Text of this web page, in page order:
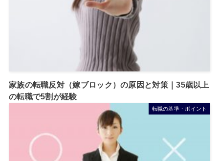
家族の転職反対（嫁ブロック）の原因と対策｜35歳以上
の転職で5割が経験
転職の基準・ポイント